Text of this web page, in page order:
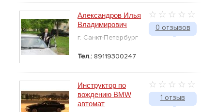
0 отзывов
Александров Илья
Владимирович
г. Санкт-Петербург
Тел.: 89119300247
1 отзыв
Инструктор по
вождению BMW
автомат